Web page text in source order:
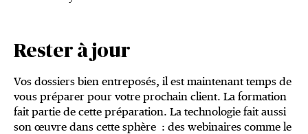
Rester à jour
Vos dossiers bien entreposés, il est maintenant temps de
vous préparer pour votre prochain client. La formation
fait partie de cette préparation. La technologie fait aussi
son œuvre dans cette sphère : des webinaires comme le